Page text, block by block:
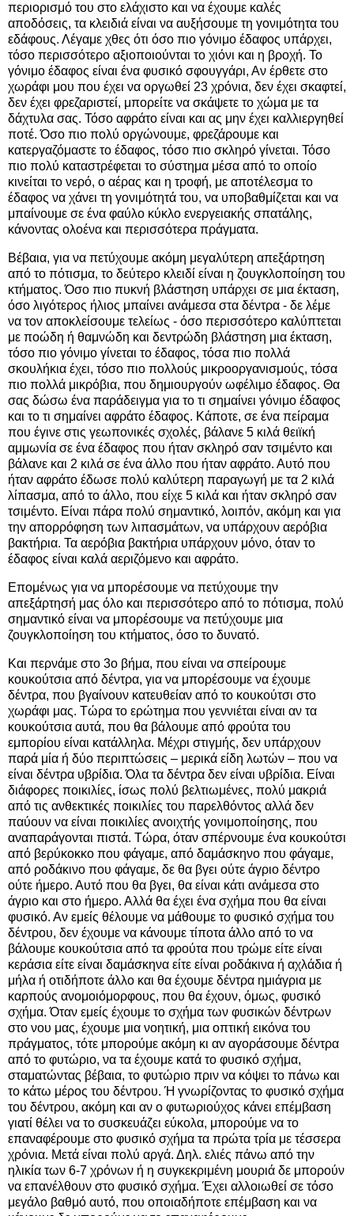
περιορισμό του στο ελάχιστο και να έχουμε καλές
αποδόσεις, τα κλειδιά είναι να αυξήσουμε τη γονιμότητα του
εδάφους. Λέγαμε χθες ότι όσο πιο γόνιμο έδαφος υπάρχει,
τόσο περισσότερο αξιοποιούνται το χιόνι και η βροχή. Το
γόνιμο έδαφος είναι ένα φυσικό σφουγγάρι, Αν έρθετε στο
χωράφι μου που έχει να οργωθεί 23 χρόνια, δεν έχει σκαφτεί,
δεν έχει φρεζαριστεί, μπορείτε να σκάψετε το χώμα με τα
δάχτυλα σας. Τόσο αφράτο είναι και ας μην έχει καλλιεργηθεί
ποτέ. Όσο πιο πολύ οργώνουμε, φρεζάρουμε και
κατεργαζόμαστε το έδαφος, τόσο πιο σκληρό γίνεται. Τόσο
πιο πολύ καταστρέφεται το σύστημα μέσα από το οποίο
κινείται το νερό, ο αέρας και η τροφή, με αποτέλεσμα το
έδαφος να χάνει τη γονιμότητά του, να υποβαθμίζεται και να
μπαίνουμε σε ένα φαύλο κύκλο ενεργειακής σπατάλης,
κάνοντας ολοένα και περισσότερα πράγματα.
Βέβαια, για να πετύχουμε ακόμη μεγαλύτερη απεξάρτηση
από το πότισμα, το δεύτερο κλειδί είναι η ζουγκλοποίηση του
κτήματος. Όσο πιο πυκνή βλάστηση υπάρχει σε μια έκταση,
όσο λιγότερος ήλιος μπαίνει ανάμεσα στα δέντρα - δε λέμε
να τον αποκλείσουμε τελείως - όσο περισσότερο καλύπτεται
με ποώδη ή θαμνώδη και δεντρώδη βλάστηση μια έκταση,
τόσο πιο γόνιμο γίνεται το έδαφος, τόσα πιο πολλά
σκουλήκια έχει, τόσο πιο πολλούς μικροοργανισμούς, τόσα
πιο πολλά μικρόβια, που δημιουργούν ωφέλιμο έδαφος. Θα
σας δώσω ένα παράδειγμα για το τι σημαίνει γόνιμο έδαφος
και το τι σημαίνει αφράτο έδαφος. Κάποτε, σε ένα πείραμα
που έγινε στις γεωπονικές σχολές, βάλανε 5 κιλά θειϊκή
αμμωνία σε ένα έδαφος που ήταν σκληρό σαν τσιμέντο και
βάλανε και 2 κιλά σε ένα άλλο που ήταν αφράτο. Αυτό που
ήταν αφράτο έδωσε πολύ καλύτερη παραγωγή με τα 2 κιλά
λίπασμα, από το άλλο, που είχε 5 κιλά και ήταν σκληρό σαν
τσιμέντο. Είναι πάρα πολύ σημαντικό, λοιπόν, ακόμη και για
την απορρόφηση των λιπασμάτων, να υπάρχουν αερόβια
βακτήρια. Τα αερόβια βακτήρια υπάρχουν μόνο, όταν το
έδαφος είναι καλά αεριζόμενο και αφράτο.
Επομένως για να μπορέσουμε να πετύχουμε την
απεξάρτησή μας όλο και περισσότερο από το πότισμα, πολύ
σημαντικό είναι να μπορέσουμε να πετύχουμε μια
ζουγκλοποίηση του κτήματος, όσο το δυνατό.
Και περνάμε στο 3ο βήμα, που είναι να σπείρουμε
κουκούτσια από δέντρα, για να μπορέσουμε να έχουμε
δέντρα, που βγαίνουν κατευθείαν από το κουκούτσι στο
χωράφι μας. Τώρα το ερώτημα που γεννιέται είναι αν τα
κουκούτσια αυτά, που θα βάλουμε από φρούτα του
εμπορίου είναι κατάλληλα. Μέχρι στιγμής, δεν υπάρχουν
παρά μία ή δύο περιπτώσεις – μερικά είδη λωτών – που να
είναι δέντρα υβρίδια. Όλα τα δέντρα δεν είναι υβρίδια. Είναι
διάφορες ποικιλίες, ίσως πολύ βελτιωμένες, πολύ μακριά
από τις ανθεκτικές ποικιλίες του παρελθόντος αλλά δεν
παύουν να είναι ποικιλίες ανοιχτής γονιμοποίησης, που
αναπαράγονται πιστά. Τώρα, όταν σπέρνουμε ένα κουκούτσι
από βερύκοκκο που φάγαμε, από δαμάσκηνο που φάγαμε,
από ροδάκινο που φάγαμε, δε θα βγει ούτε άγριο δέντρο
ούτε ήμερο. Αυτό που θα βγει, θα είναι κάτι ανάμεσα στο
άγριο και στο ήμερο. Αλλά θα έχει ένα σχήμα που θα είναι
φυσικό. Αν εμείς θέλουμε να μάθουμε το φυσικό σχήμα του
δέντρου, δεν έχουμε να κάνουμε τίποτα άλλο από το να
βάλουμε κουκούτσια από τα φρούτα που τρώμε είτε είναι
κεράσια είτε είναι δαμάσκηνα είτε είναι ροδάκινα ή αχλάδια ή
μήλα ή οτιδήποτε άλλο και θα έχουμε δέντρα ημιάγρια με
καρπούς ανομοιόμορφους, που θα έχουν, όμως, φυσικό
σχήμα. Όταν εμείς έχουμε το σχήμα των φυσικών δέντρων
στο νου μας, έχουμε μια νοητική, μια οπτική εικόνα του
πράγματος, τότε μπορούμε ακόμη κι αν αγοράσουμε δέντρα
από το φυτώριο, να τα έχουμε κατά το φυσικό σχήμα,
σταματώντας βέβαια, το φυτώριο πριν να κόψει το πάνω και
το κάτω μέρος του δέντρου. Ή γνωρίζοντας το φυσικό σχήμα
του δέντρου, ακόμη και αν ο φυτωριούχος κάνει επέμβαση
γιατί θέλει να το συσκευάζει εύκολα, μπορούμε να το
επαναφέρουμε στο φυσικό σχήμα τα πρώτα τρία με τέσσερα
χρόνια. Μετά είναι πολύ αργά. Δηλ. ελιές πάνω από την
ηλικία των 6-7 χρόνων ή η συγκεκριμένη μουριά δε μπορούν
να επανέλθουν στο φυσικό σχήμα. Έχει αλλοιωθεί σε τόσο
μεγάλο βαθμό αυτό, που οποιαδήποτε επέμβαση και να